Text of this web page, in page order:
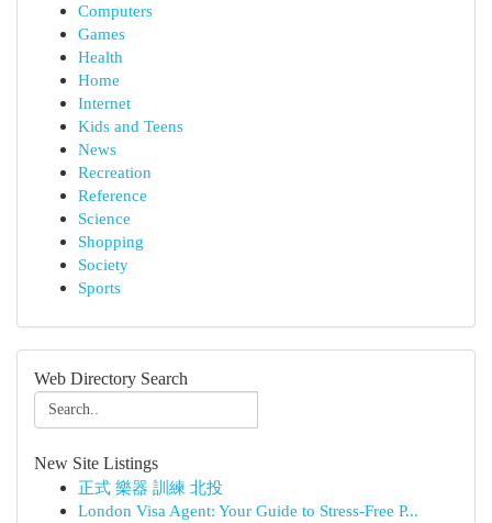
Computers
Games
Health
Home
Internet
Kids and Teens
News
Recreation
Reference
Science
Shopping
Society
Sports
Web Directory Search
New Site Listings
正式 樂器 訓練 北投
London Visa Agent: Your Guide to Stress-Free P...